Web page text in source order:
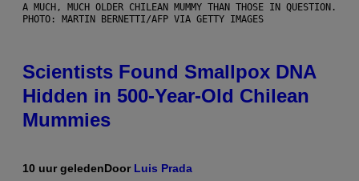
A MUCH, MUCH OLDER CHILEAN MUMMY THAN THOSE IN QUESTION.
PHOTO: MARTIN BERNETTI/AFP VIA GETTY IMAGES
Scientists Found Smallpox DNA
Hidden in 500-Year-Old Chilean
Mummies
10 uur geledenDoor Luis Prada